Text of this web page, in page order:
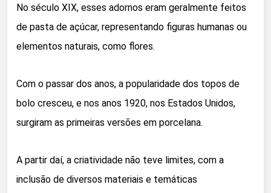
No século XIX, esses adornos eram geralmente feitos
de pasta de açúcar, representando figuras humanas ou
elementos naturais, como flores.
Com o passar dos anos, a popularidade dos topos de
bolo cresceu, e nos anos 1920, nos Estados Unidos,
surgiram as primeiras versões em porcelana.
A partir daí, a criatividade não teve limites, com a
inclusão de diversos materiais e temáticas